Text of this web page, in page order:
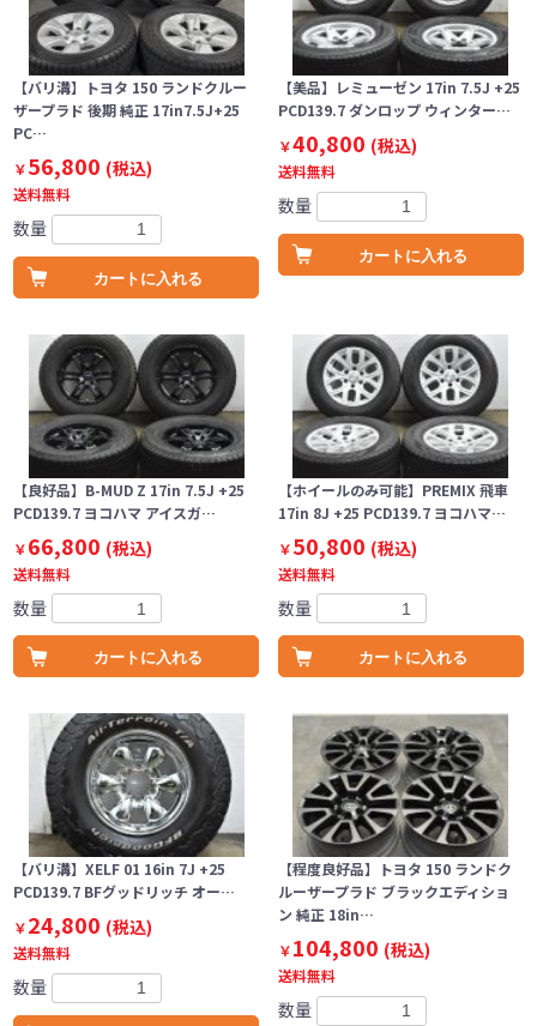
【バリ溝】トヨタ 150 ランドクルー
ザープラド 後期 純正 17in7.5J+25
PC…
￥56,800 (税込)
送料無料
数量
カートに入れる
【美品】レミューゼン 17in 7.5J +25
PCD139.7 ダンロップ ウィンター…
￥40,800 (税込)
送料無料
数量
カートに入れる
【良好品】B-MUD Z 17in 7.5J +25
PCD139.7 ヨコハマ アイスガ…
￥66,800 (税込)
送料無料
数量
カートに入れる
【ホイールのみ可能】PREMIX 飛車
17in 8J +25 PCD139.7 ヨコハマ…
￥50,800 (税込)
送料無料
数量
カートに入れる
【バリ溝】XELF 01 16in 7J +25
PCD139.7 BFグッドリッチ オー…
￥24,800 (税込)
送料無料
数量
【程度良好品】トヨタ 150 ランドク
ルーザープラド ブラックエディショ
ン 純正 18in…
￥104,800 (税込)
送料無料
数量